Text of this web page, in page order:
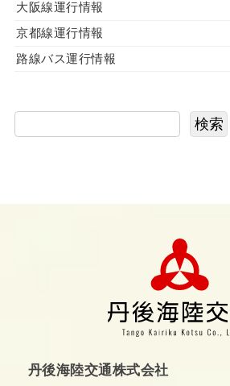
大阪線運行情報
京都線運行情報
路線バス運行情報
検索
丹後海陸交通株式会社